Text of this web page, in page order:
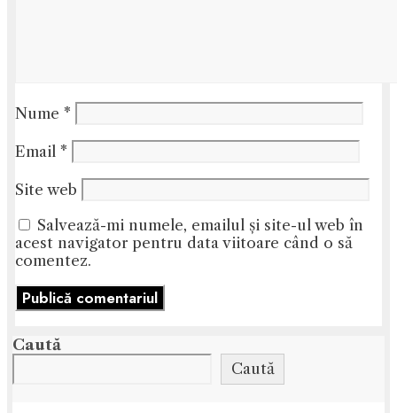
Nume *
Email *
Site web
Salvează-mi numele, emailul și site-ul web în
acest navigator pentru data viitoare când o să
comentez.
Caută
Caută